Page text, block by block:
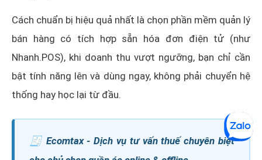
Cách chuẩn bị hiệu quả nhất là chọn phần mềm quản lý
bán hàng có tích hợp sẵn hóa đơn điện tử (như
Nhanh.POS), khi doanh thu vượt ngưỡng, bạn chỉ cần
bật tính năng lên và dùng ngay, không phải chuyển hệ
thống hay học lại từ đầu.
🧾 Ecomtax - Dịch vụ tư vấn thuế chuyên biệt